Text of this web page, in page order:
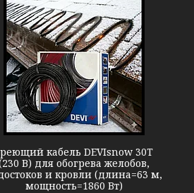
кабель DEVIsnow 30T
В) для обогрева желобов,
и кровли (длина=63 м,
мощность=1860 Вт)
Кабель DEVIsnow 30T